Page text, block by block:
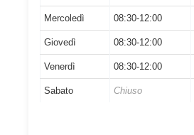
Mercoledì 08:30-12:00
Giovedì 08:30-12:00
Venerdì 08:30-12:00
Sabato Chiuso